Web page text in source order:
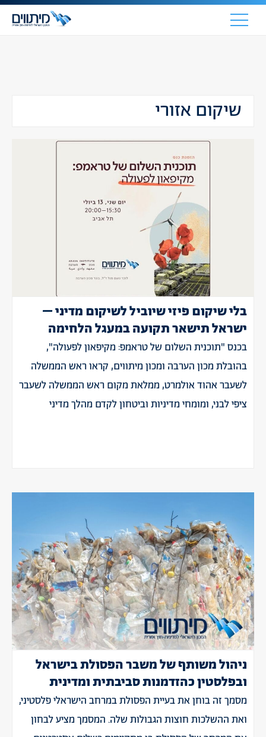
שיקום אזורי
בלי שיקום פיזי שיוביל לשיקום מדיני –
ישראל תישאר תקועה במעגל הלחימה
בכנס "תוכנית השלום של טראמפ: מקיפאון לפעולה",
בהובלת מכון הערבה ומכון מיתווים, קראו ראש הממשלה
לשעבר אהוד אולמרט, ממלאת מקום ראש הממשלה לשעבר
ציפי לבני, ומומחי מדיניות וביטחון לקדם מהלך מדיני
ניהול משותף של משבר הפסולת בישראל
ובפלסטין כהזדמנות סביבתית ומדינית
מסמך זה בוחן את בעיית הפסולת במרחב הישראלי פלסטיני,
ואת ההשלכות חוצות הגבולות שלה. המסמך מציע לבחון